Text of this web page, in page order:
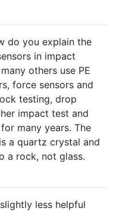
do you explain the
in impact
others use PE
force sensors and
testing, drop
impact test and
many years. The
a quartz crystal and
a rock, not glass.
less helpful